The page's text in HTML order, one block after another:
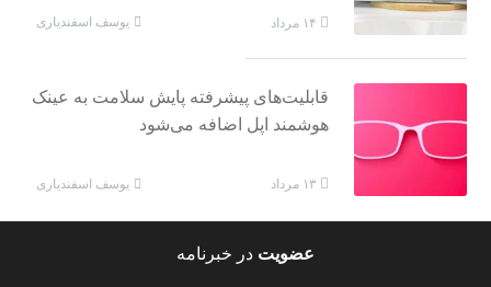
۱۴ مرداد یوسف اسفندیاری
قابلیت‌های پیشرفته پایش سلامت به عینک
هوشمند اپل اضافه می‌شود
۱۳ مرداد یوسف اسفندیاری
عضویت در خبرنامه